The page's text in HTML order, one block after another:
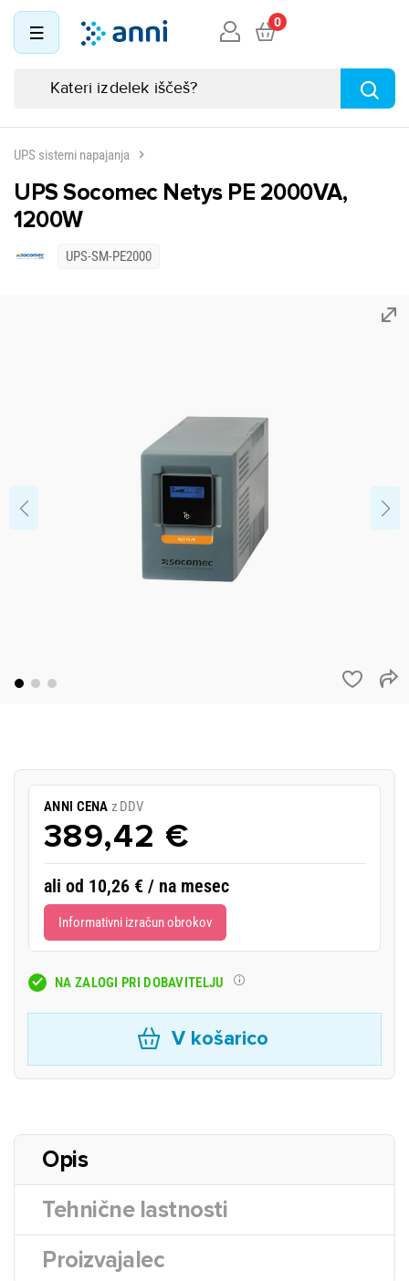
0
UPS sistemi napajanja
UPS Socomec Netys PE 2000VA,
1200W
UPS-SM-PE2000
ANNI CENA z DDV
389,42 €
ali od 10,26 € / na mesec
Informativni izračun obrokov
NA ZALOGI PRI DOBAVITELJU
V košarico
Opis
Tehnične lastnosti
Proizvajalec